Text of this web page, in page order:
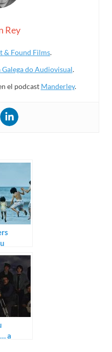
Rey
& Found Films.
do Audiovisual.
el podcast Manderley.
a